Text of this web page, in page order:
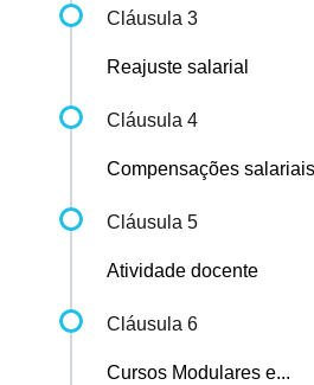
Cláusula 3
Reajuste salarial
Cláusula 4
Compensações salariais
Cláusula 5
Atividade docente
Cláusula 6
Cursos Modulares e...